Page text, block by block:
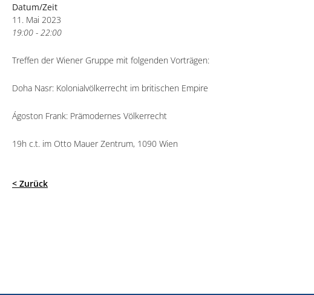
Datum/Zeit
11. Mai 2023
19:00 - 22:00
Treffen der Wiener Gruppe mit folgenden Vorträgen:
Doha Nasr: Kolonialvölkerrecht im britischen Empire
Ágoston Frank: Prämodernes Völkerrecht
19h c.t. im Otto Mauer Zentrum, 1090 Wien
< Zurück